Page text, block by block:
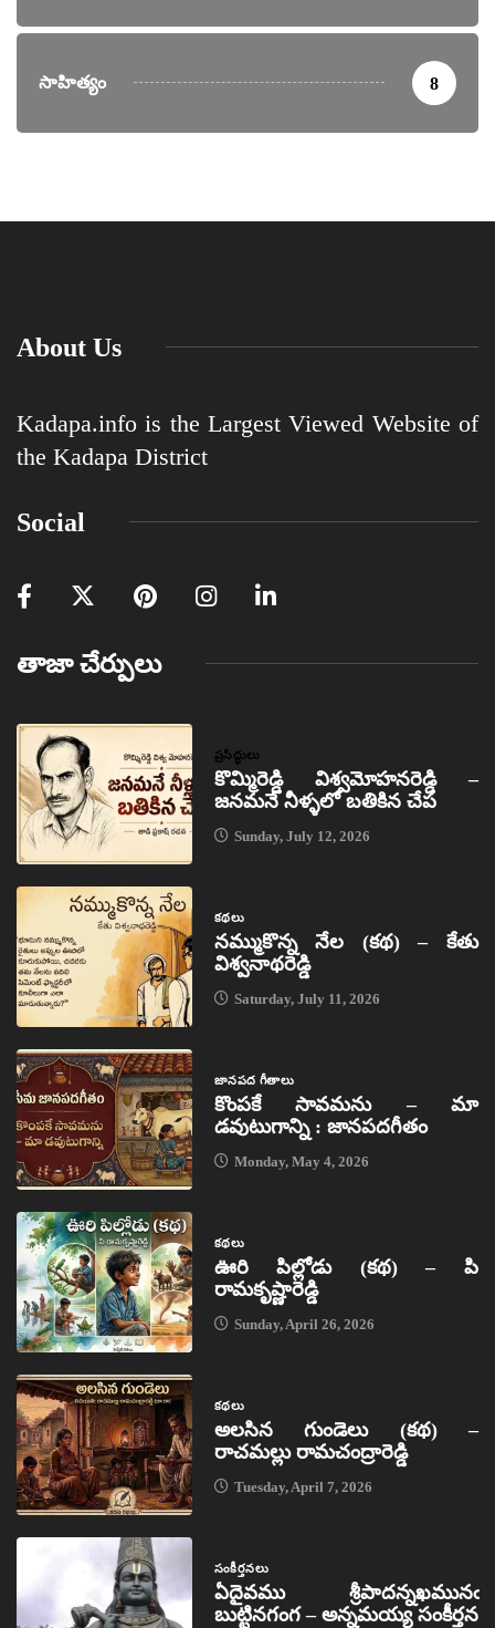
సాహిత్యం 8
About Us
Kadapa.info is the Largest Viewed Website of
the Kadapa District
Social
తాజా చేర్పులు
ప్రసిద్ధులు
కొమ్మిరెడ్డి విశ్వమోహనరెడ్డి –
జనమనే నీళ్ళలో బతికిన చేప
Sunday, July 12, 2026
కథలు
నమ్ముకొన్న నేల (కథ) – కేతు
విశ్వనాథరెడ్డి
Saturday, July 11, 2026
జానపద గీతాలు
కొంపకే సావమను – మా
డవుటుగాన్ని : జానపదగీతం
Monday, May 4, 2026
కథలు
ఊరి పిల్లోడు (కథ) – పి
రామకృష్ణారెడ్డి
Sunday, April 26, 2026
కథలు
అలసిన గుండెలు (కథ) –
రాచమల్లు రామచంద్రారెడ్డి
Tuesday, April 7, 2026
సంకీర్తనలు
ఏదైవము శ్రీపాదన్నఖమునఁ
బుట్టినగంగ – అన్నమయ్య సంకీర్తన